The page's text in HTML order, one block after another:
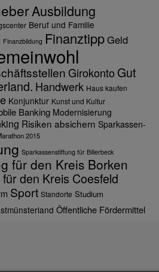
Ausbildung
Beruf und Familie
Finanzbildung FinanztippGeld
Girokonto Gut
Handwerk Haus kaufen
Konjunktur Kunst und Kultur
Banking Modernisierung
Risiken absichern Sparkassen-
2015
Sparkassenstiftung für Billerbeck
für den Kreis Borken
den Kreis Coesfeld
Sport Standorte Studium
Öffentliche Fördermittel